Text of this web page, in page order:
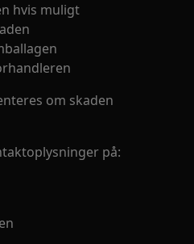
hvis muligt
om skaden
på: